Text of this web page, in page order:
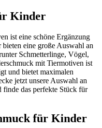
Kinder
ist eine schöne Ergänzung
eine große Auswahl an
Schmetterlinge, Vögel,
mit Tiermotiven ist
und bietet maximalen
jetzt unsere Auswahl an
das perfekte Stück für
für Kinder